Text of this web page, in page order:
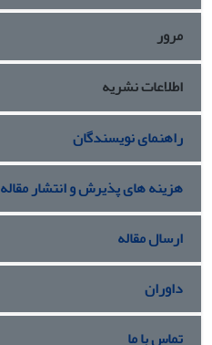
مرور
اطلاعات نشریه
راهنمای نویسندگان
هزینه های پذیرش و انتشار مقاله
ارسال مقاله
داوران
تماس با ما